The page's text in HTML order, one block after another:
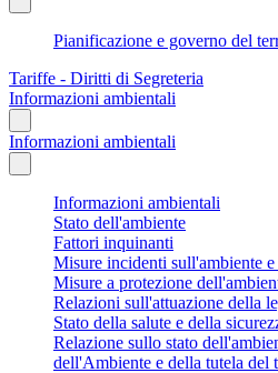
Pianificazione e governo del
Tariffe - Diritti di Segreteria
Informazioni ambientali
Informazioni ambientali
Informazioni ambientali
Stato dell'ambiente
Fattori inquinanti
Misure incidenti sull'ambiente
Misure a protezione
Relazioni sull'attuazione della
Stato della salute e della
Relazione sullo stato
dell'Ambiente e della tutela del